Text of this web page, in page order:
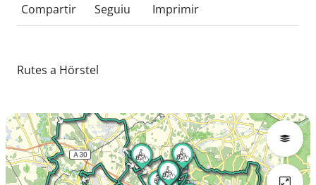
Compartir Seguiu Imprimir
Rutes a Hörstel